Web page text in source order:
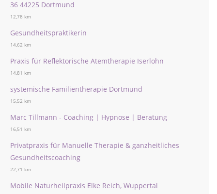
36 44225 Dortmund
12,78 km
Gesundheitspraktikerin
14,62 km
Praxis für Reflektorische Atemtherapie Iserlohn
14,81 km
systemische Familientherapie Dortmund
15,52 km
Marc Tillmann - Coaching | Hypnose | Beratung
16,51 km
Privatpraxis für Manuelle Therapie & ganzheitliches
Gesundheitscoaching
22,71 km
Mobile Naturheilpraxis Elke Reich, Wuppertal